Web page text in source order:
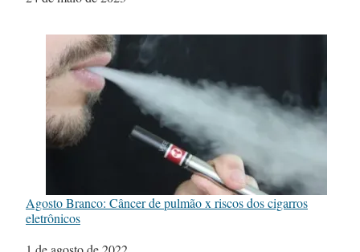
Agosto Branco: Câncer de pulmão x riscos dos cigarros
eletrônicos